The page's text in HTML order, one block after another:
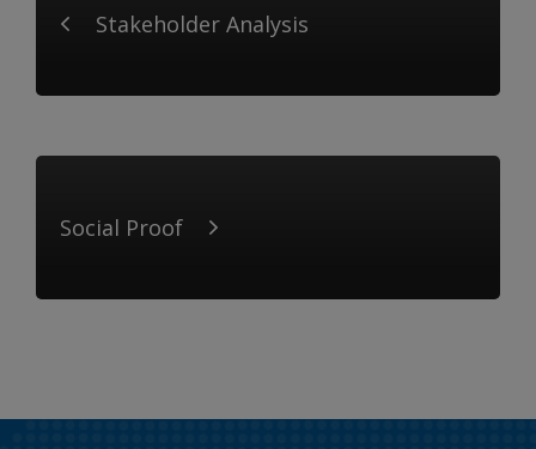
Stakeholder Analysis
Social Proof